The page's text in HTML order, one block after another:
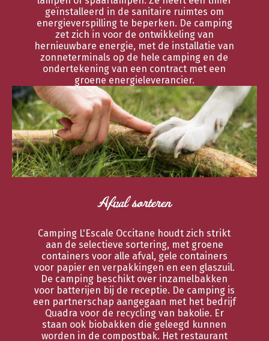
geïnstalleerd in de sanitaire ruimtes om
energieverspilling te beperken. De camping
zet zich in voor de ontwikkeling van
hernieuwbare energie, met de installatie van
zonneterminals op de hele camping en de
ondertekening van een contract met een
groene energieleverancier.
Afval sorteren
Camping L'Escale Occitane houdt zich strikt
aan de selectieve sortering, met groene
containers voor alle afval, gele containers
voor papier en verpakkingen en een glaszuil.
De camping beschikt over inzamelbakken
voor batterijen bij de receptie. De camping is
een partnerschap aangegaan met het bedrijf
Quadra voor de recycling van bakolie. Er
staan ook biobakken die geleegd kunnen
worden in de compostbak. Het restaurant